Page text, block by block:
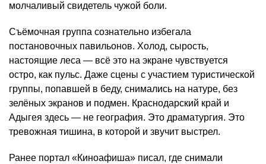
молчаливый свидетель чужой боли.
Съёмочная группа сознательно избегала
постановочных павильонов. Холод, сырость,
настоящие леса — всё это на экране чувствуется
остро, как пульс. Даже сцены с участием туристической
группы, попавшей в беду, снимались на натуре, без
зелёных экранов и подмен. Краснодарский край и
Адыгея здесь — не география. Это драматургия. Это
тревожная тишина, в которой и звучит выстрел.
Ранее портал «Киноафиша» писал, где снимали